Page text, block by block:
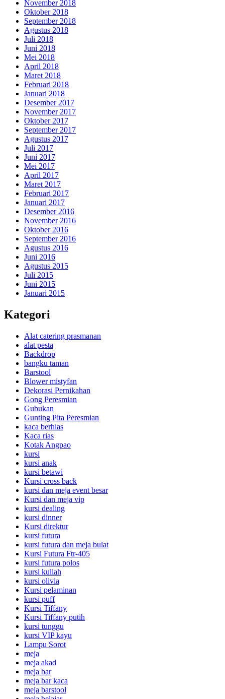
November 2018
Oktober 2018
September 2018
Agustus 2018
Juli 2018
Juni 2018
Mei 2018
April 2018
Maret 2018
Februari 2018
Januari 2018
Desember 2017
November 2017
Oktober 2017
September 2017
Agustus 2017
Juli 2017
Juni 2017
Mei 2017
April 2017
Maret 2017
Februari 2017
Januari 2017
Desember 2016
November 2016
Oktober 2016
September 2016
Agustus 2016
Juni 2016
Agustus 2015
Juli 2015
Juni 2015
Januari 2015
Kategori
Alat catering prasmanan
alat pesta
Backdrop
bangku taman
Barstool
Blower mistyfan
Dekorasi Pernikahan
Gong Peresmian
Gubukan
Gunting Pita Peresmian
kaca berhias
Kaca rias
Kotak Angpao
kursi
kursi anak
kursi betawi
Kursi cross back
kursi dan meja event besar
Kursi dan meja vip
kursi dealing
kursi dinner
Kursi direktur
kursi futura
kursi futura dan meja bulat
Kursi Futura Ftr-405
kursi futura polos
kursi kuliah
kursi olivia
Kursi pelaminan
kursi puff
Kursi Tiffany
Kursi Tiffany putih
kursi tunggu
kursi VIP kayu
Lampu Sorot
meja
meja akad
meja bar
meja bar kaca
meja barstool